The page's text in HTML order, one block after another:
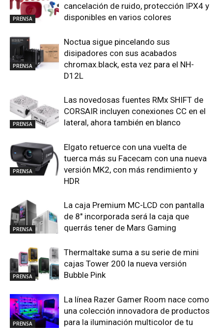
PRENSA
cancelación de ruido, protección IPX4 y
disponibles en varios colores
PRENSA
Noctua sigue pincelando sus
disipadores con sus acabados
chromax.black, esta vez para el NH-
D12L
PRENSA
Las novedosas fuentes RMx SHIFT de
CORSAIR incluyen conexiones CC en el
lateral, ahora también en blanco
PRENSA
Elgato retuerce con una vuelta de
tuerca más su Facecam con una nueva
versión MK2, con más rendimiento y
HDR
PRENSA
La caja Premium MC-LCD con pantalla
de 8″ incorporada será la caja que
querrás tener de Mars Gaming
PRENSA
Thermaltake suma a su serie de mini
cajas Tower 200 la nueva versión
Bubble Pink
PRENSA
La línea Razer Gamer Room nace como
una colección innovadora de productos
para la iluminación multicolor de tu